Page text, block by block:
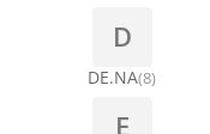
D
DE.NA(8)
E